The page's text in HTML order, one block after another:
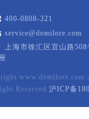
400-0808-321
service@domilore.com
上海市徐汇区宜山路
www.domilore.com
Reserved 沪ICP备